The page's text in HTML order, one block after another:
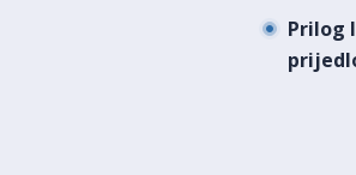
Prilog